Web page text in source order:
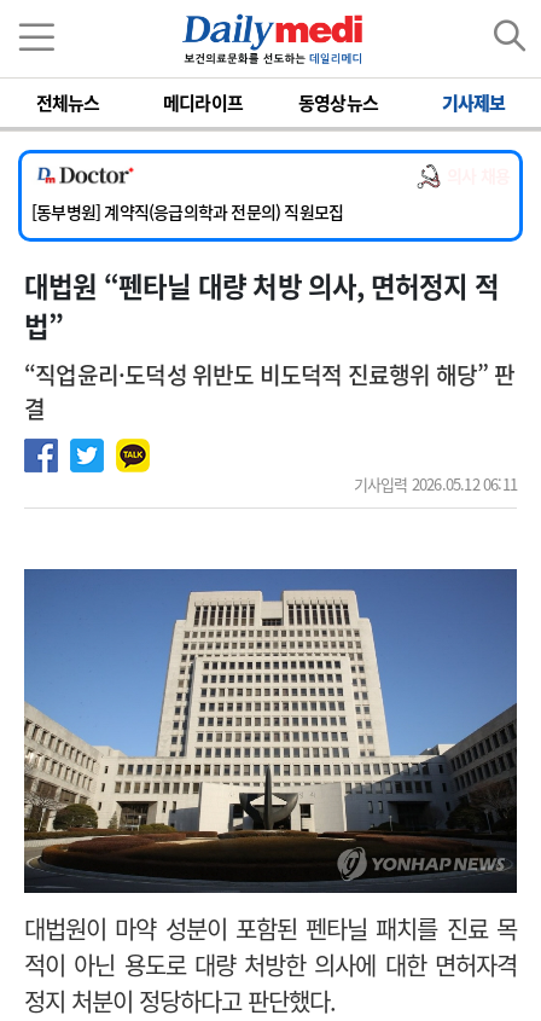
전체뉴스 메디라이프 동영상뉴스 기사제보
[서울아산병원] 2026년 하반기 인턴 모집
[영남대학교의료원] 마취통증의학과 임기제 임상의사 채용
[충남대학교병원] 소아청소년과(소아응급전담) 계약직 의사 공개채용
[동부병원] 계약직(응급의학과 전문의) 직원모집
[이대목동병원] 하반기 전공의(레지던트1년차) 모집
[서울아산병원] 2026년 하반기 인턴 모집
[영남대학교의료원] 마취통증의학과 임기제 임상의사 채용
대법원 “펜타닐 대량 처방 의사, 면허정지 적
법”
“직업윤리·도덕성 위반도 비도덕적 진료행위 해당” 판
결
기사입력 2026.05.12 06:11
대법원이 마약 성분이 포함된 펜타닐 패치를 진료 목
적이 아닌 용도로 대량 처방한 의사에 대한 면허자격
정지 처분이 정당하다고 판단했다.